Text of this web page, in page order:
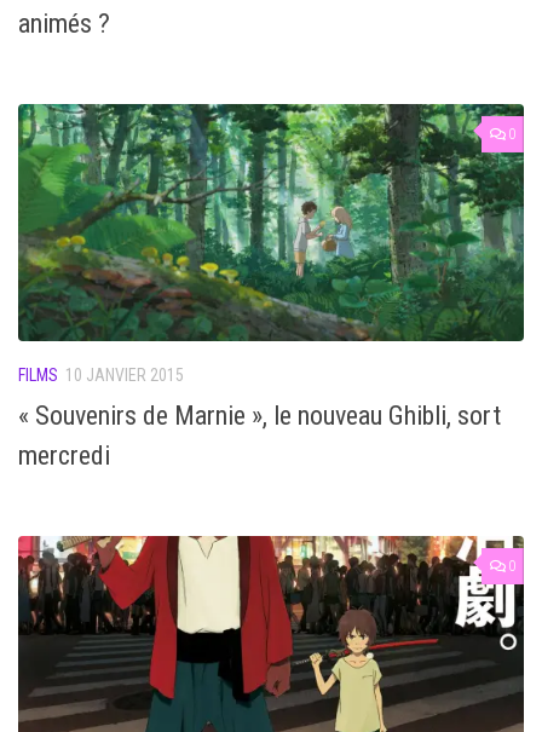
animés ?
0
FILMS 10 JANVIER 2015
« Souvenirs de Marnie », le nouveau Ghibli, sort
mercredi
0